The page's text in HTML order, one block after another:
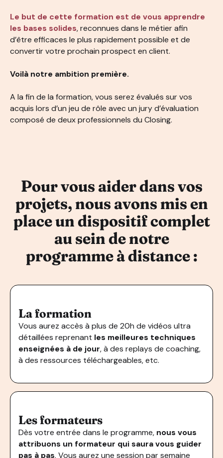
Le but de cette formation est de vous apprendre
les bases solides, reconnues dans le métier afin
d’être efficaces le plus rapidement possible et de
convertir votre prochain prospect en client.
Voilà notre ambition première.
A la fin de la formation, vous serez évalués sur vos
acquis lors d’un jeu de rôle avec un jury d’évaluation
composé de deux professionnels du Closing.
Pour vous aider dans vos
projets, nous avons mis en
place un dispositif complet
au sein de notre
programme à distance :
La formation
Vous aurez accès à plus de 20h de vidéos ultra
détaillées reprenant les meilleures techniques
enseignées à de jour, à des replays de coaching,
à des ressources téléchargeables, etc.
Les formateurs
Dès votre entrée dans le programme, nous vous
attribuons un formateur qui saura vous guider
pas à pas. Vous aurez une session par semaine